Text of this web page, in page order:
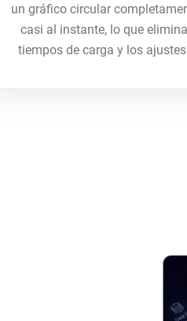
un gráfico circular
casi al instante, lo que
tiempos de carga y los